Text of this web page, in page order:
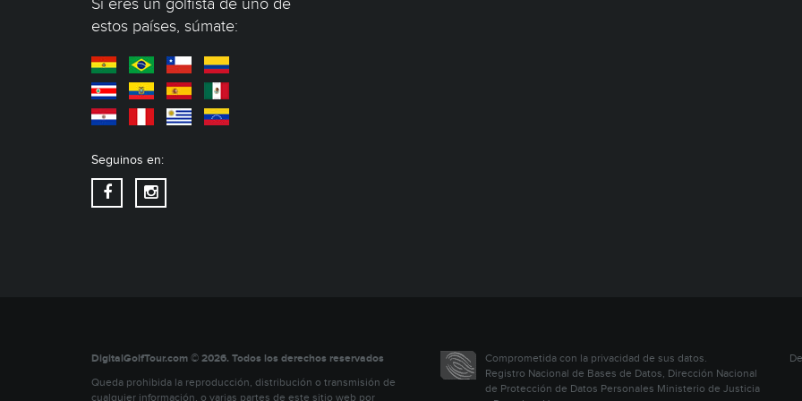
Si eres un golfista de uno de
estos países, súmate:
Seguinos en:
DigitalGolfTour.com © 2026. Todos los derechos reservados
Queda prohibida la reproducción, distribución o transmisión de
cualquier información, o varias partes de este sitio web por
Comprometida con la privacidad de sus datos.
Registro Nacional de Bases de Datos, Dirección Nacional
de Protección de Datos Personales Ministerio de Justicia